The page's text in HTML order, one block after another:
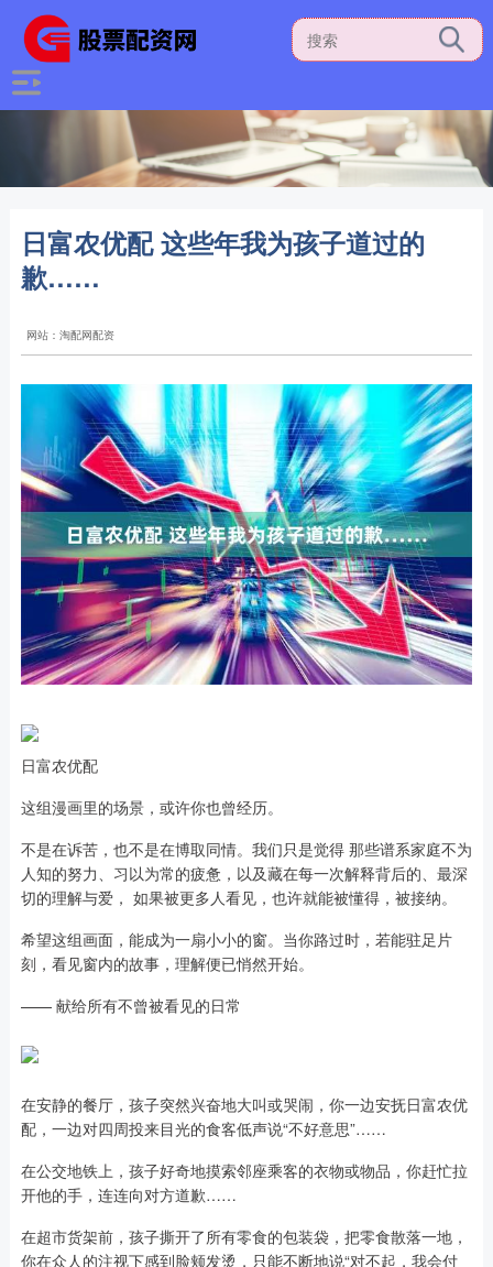
日富农优配 这些年我为孩子道过的
歉……
网站：淘配网配资
日富农优配
这组漫画里的场景，或许你也曾经历。
不是在诉苦，也不是在博取同情。我们只是觉得 那些谱系家庭不为
人知的努力、习以为常的疲惫，以及藏在每一次解释背后的、最深
切的理解与爱， 如果被更多人看见，也许就能被懂得，被接纳。
希望这组画面，能成为一扇小小的窗。当你路过时，若能驻足片
刻，看见窗内的故事，理解便已悄然开始。
—— 献给所有不曾被看见的日常
在安静的餐厅，孩子突然兴奋地大叫或哭闹，你一边安抚日富农优
配，一边对四周投来目光的食客低声说“不好意思”……
在公交地铁上，孩子好奇地摸索邻座乘客的衣物或物品，你赶忙拉
开他的手，连连向对方道歉……
在超市货架前，孩子撕开了所有零食的包装袋，把零食散落一地，
你在众人的注视下感到脸颊发烫，只能不断地说“对不起，我会付